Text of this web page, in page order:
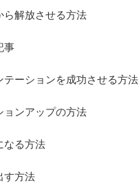
ら解放させる方法
事
テーションを成功させる方法
ョンアップの方法
なる方法
す方法